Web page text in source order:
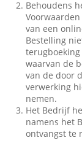
Behoudens
van een
Bestelling
waarvan de
van de door
verwerking
nemen.
Het Bedrijf
namens het
ontvangst te